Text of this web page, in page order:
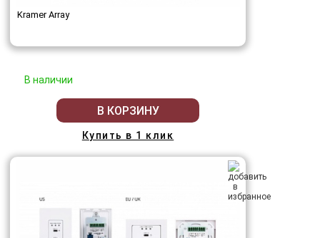
Kramer Array
В наличии
В КОРЗИНУ
Купить в 1 клик